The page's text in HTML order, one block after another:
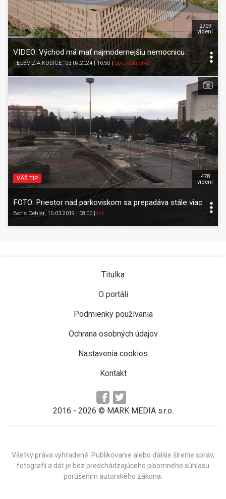
VIDEO: Východ má mať najmodernejšiu nemocnicu
TELEVÍZIA KOŠICE, 03.09.2024 | 16:50 Spravodajstvo
2709
videní
VÁŠ TIP
FOTO: Priestor nad parkoviskom sa prepadáva stále viac
Boris Cehlár, 15.03.2019 | 08:00 Iné
478
videní
Titulka
O portáli
Podmienky používania
Ochrana osobných údajov
Nastavenia cookies
Kontakt
2016 - 2026 © MARK MEDIA s.r.o.
Všetky práva vyhradené. Publikovanie alebo ďalšie šírenie správ,
fotografií a dát je bez predchádzajúceho písomného súhlasu
porušením autorského zákona.